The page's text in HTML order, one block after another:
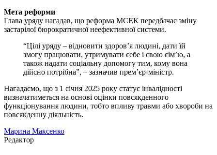
Мета реформи
Глава уряду нагадав, що реформа МСЕК передбачає зміну
застарілої бюрократичної неефективної системи.
“Цілі уряду – відновити здоров’я людині, дати їй
змогу працювати, утримувати себе і свою сім’ю, а
також надати соціальну допомогу тим, кому вона
дійсно потрібна”, – зазначив прем’єр-міністр.
Нагадаємо, що з 1 січня 2025 року статус інвалідності
визначатиметься на основі оцінки повсякденного
функціонування людини, тобто впливу травми або хвороби на
повсякденну діяльність.
Марина Максенко
Редактор